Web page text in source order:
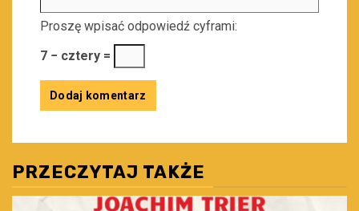
Proszę wpisać odpowiedź cyframi:
7 − cztery =
PRZECZYTAJ TAKŻE